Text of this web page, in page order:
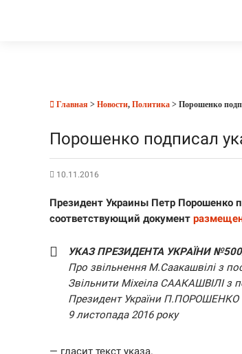
Главная > Новости, Политика > Порошенко
Порошенко подписал
10.11.2016
Президент Украины Петр Порошенко
соответствующий документ
УКАЗ ПРЕЗИДЕНТА УКРАЇНИ
Про звільнення М.Саакашвілі з
Звільнити Міхеіла СААКАШВІЛІ з
Президент України П.ПОРОШЕНКО
9 листопада 2016 року
— гласит текст указа.